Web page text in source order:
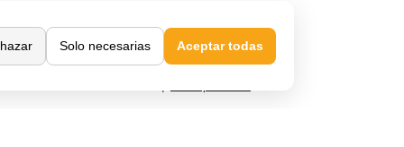
Solo necesarias Aceptar todas